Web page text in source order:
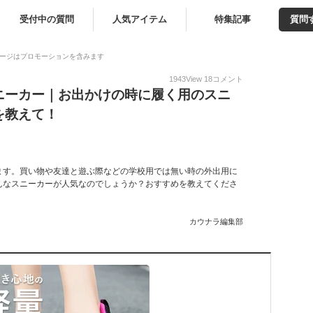
受付中の質問 人気アイテム 特集記事 質問
ジはプロモーションを含みます
1943View 18コメント
カー｜お出かけの時に履く用のスニ
えて！
。買い物や友達と遊ぶ際などの学校用では無い時の外出用に
スニーカーが人気なのでしょうか？おすすめを教えてくださ
カウナラ編集部